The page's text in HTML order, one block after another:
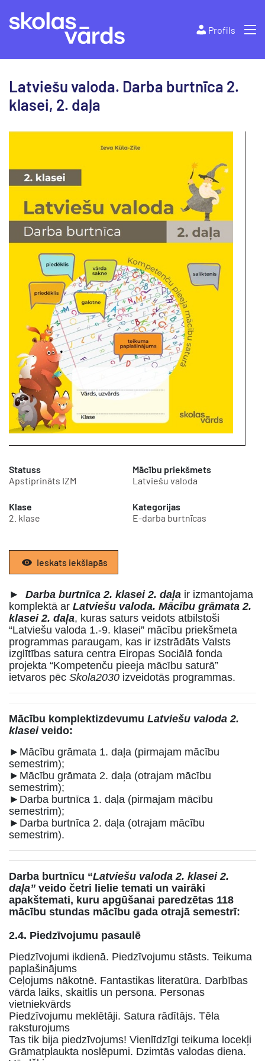
Profils
Latviešu valoda. Darba burtnīca 2.
klasei, 2. daļa
Statuss
Apstiprināts IZM
Mācību priekšmets
Latviešu valoda
Klase
2. klase
Kategorijas
E-darba burtnīcas
Ieskats iekšlapās
► Darba burtnīca 2. klasei 2. daļa ir izmantojama
komplektā ar Latviešu valoda. Mācību grāmata 2.
klasei 2. daļa, kuras saturs veidots atbilstoši
“Latviešu valoda 1.-9. klasei” mācību priekšmeta
programmas paraugam, kas ir izstrādāts Valsts
izglītības satura centra Eiropas Sociālā fonda
projekta “Kompetenču pieeja mācību saturā”
ietvaros pēc Skola2030 izveidotās programmas.
Mācību komplektizdevumu Latviešu valoda 2.
klaseiveido:
►Mācību grāmata 1. daļa (pirmajam mācību
semestrim);
►Mācību grāmata 2. daļa (otrajam mācību
semestrim);
►Darba burtnīca 1. daļa (pirmajam mācību
semestrim);
►Darba burtnīca 2. daļa (otrajam mācību
semestrim).
Darba burtnīcu “Latviešu valoda 2. klasei 2.
daļa” veido četri lielie temati un vairāki
apakštemati, kuru apgūšanai paredzētas 118
mācību stundas mācību gada otrajā semestrī:
2.4. Piedzīvojumu pasaulē
Piedzīvojumi ikdienā. Piedzīvojumu stāsts. Teikuma
paplašinājums
Ceļojums nākotnē. Fantastikas literatūra. Darbības
vārda laiks, skaitlis un persona. Personas
vietniekvārds
Piedzīvojumu meklētāji. Satura rādītājs. Tēla
raksturojums
Tas tik bija piedzīvojums! Vienlīdzīgi teikuma locekļi
Grāmatplaukta noslēpumi. Dzimtās valodas diena.